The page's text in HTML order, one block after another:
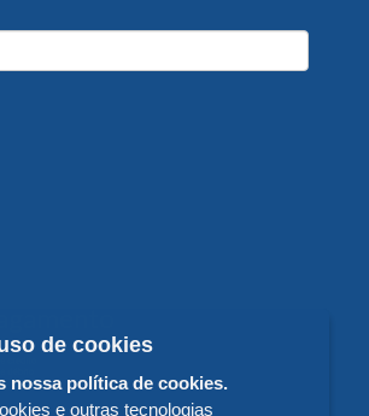
de cookies
nossa política de cookies.
e outras tecnologias